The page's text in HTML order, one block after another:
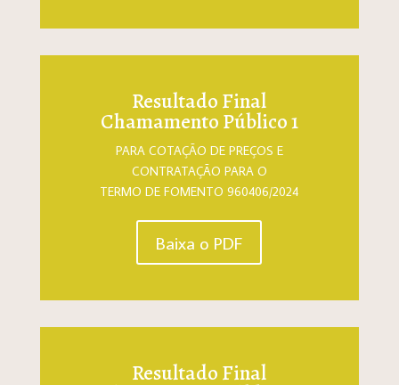
Resultado Final
Chamamento Público 1
PARA COTAÇÃO DE PREÇOS E
CONTRATAÇÃO PARA O
TERMO DE FOMENTO 960406/2024
Baixa o PDF
Resultado Final